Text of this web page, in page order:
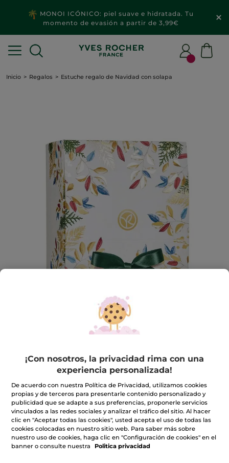
MONOI ICÓNICO: piel suave e hidratada. Tu
momento de evasión a partir de 3,99€
Inicio Regalos Estuche regalo de Navidad con solapa
Estuche regalo de Navidad con solapa
Colección de Navidad
★★★★★
★★★★★
No
hay
valoraciones
INCLUIR UNA RESEÑA
2,50€
Avísame cuando haya stock
¡Con nosotros, la privacidad rima con una
experiencia personalizada!
De acuerdo con nuestra Política de Privacidad, utilizamos cookies
propias y de terceros para presentarle contenido personalizado y
publicidad que se adapte a sus preferencias, proponerle servicios
vinculados a las redes sociales y analizar el tráfico del sitio. Al hacer
clic en "Aceptar todas las cookies", usted acepta el uso de todas las
cookies colocadas en nuestro sitio web. Para saber más sobre
nuestro uso de cookies, haga clic en "Configuración de cookies" en el
banner o consulte nuestra
Politica privacidad